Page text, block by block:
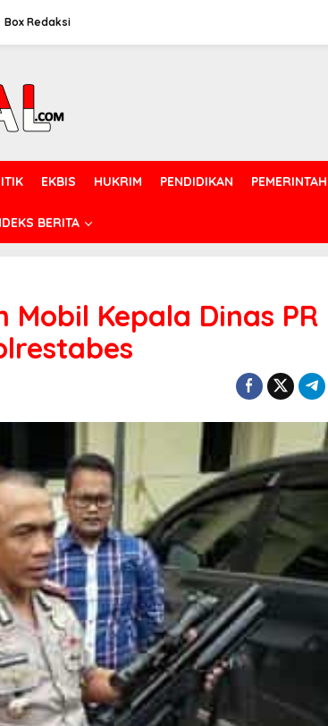
Box Redaksi
EKBIS HUKRIM PENDIDIKAN PEMERINTAH
BERITA
Mobil Kepala Dinas PR